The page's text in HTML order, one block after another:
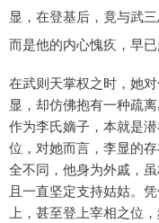
显，在登基后，竟与武
而是他的内心愧疚，早已
在武则天掌权之时，她
显，却仿佛抱有一种疏
作为李氏嫡子，本就是
位，对她而言，李显的
全不同，他身为外戚，
且一直坚定支持姑姑。
上，甚至登上宰相之位，